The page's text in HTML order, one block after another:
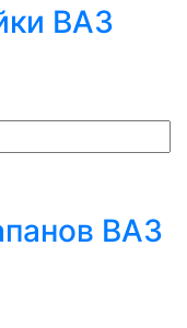
ВАЗ
ВАЗ